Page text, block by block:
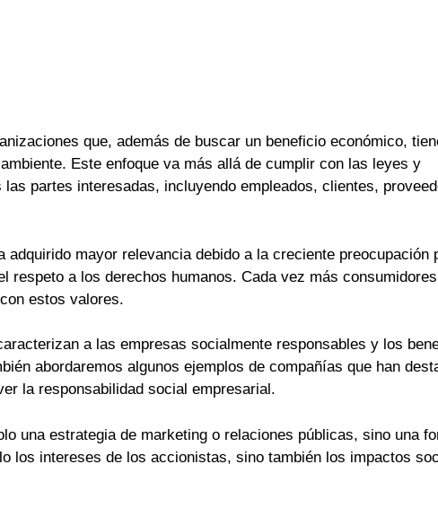
que, además de buscar un beneficio económico,
Este enfoque va más allá de cumplir con las leyes y
partes interesadas, incluyendo empleados, clientes,
mayor relevancia debido a la creciente preocupación
respeto a los derechos humanos. Cada vez más
estos valores.
a las empresas socialmente responsables y los
abordaremos algunos ejemplos de compañías que han
la responsabilidad social empresarial.
una estrategia de marketing o relaciones públicas, sino una
los intereses de los accionistas, sino también los impactos